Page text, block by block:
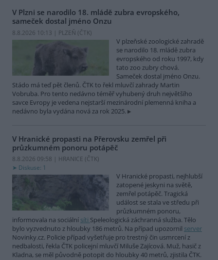
V Plzni se narodilo 18. mládě zubra evropského,
sameček dostal jméno Onzu
8.8.2026 10:13 | PLZEŇ (ČTK)
V plzeňské zoologické zahradě
se narodilo 18. mládě zubra
evropského od roku 1997, kdy
tato zoo zubry chová.
Sameček dostal jméno Onzu.
Stádo má teď pět členů. ČTK to řekl mluvčí zahrady Martin
Vobruba. Pro tento nedávno téměř vyhubený druh největšího
savce Evropy je vedena nejstarší mezinárodní plemenná kniha a
nedávno byla vydána nová za rok 2025.
V Hranické propasti na Přerovsku zemřel při
průzkumném ponoru potápěč
8.8.2026 09:58 | HRANICE (ČTK)
Diskuse: 1
V Hranické propasti, nejhlubší
zatopené jeskyni na světě,
zemřel potápěč. Tragická
událost se stala ve středu při
průzkumném ponoru,
informovala na sociální síti Speleologická záchranná služba. Tělo
bylo vyzvednuto z hloubky 186 metrů. Na případ upozornil server
Novinky.cz. Policie případ vyšetřuje pro trestný čin usmrcení z
nedbalosti, řekla ČTK policejní mluvčí Miluše Zajícová. Muž, hasič z
Kladna, se měl původně potopit do hloubky 40 metrů, zjistila ČTK.